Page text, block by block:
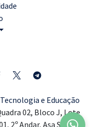
e Educação
02, Bloco J, Lote
2º Andar, Asa Sul,